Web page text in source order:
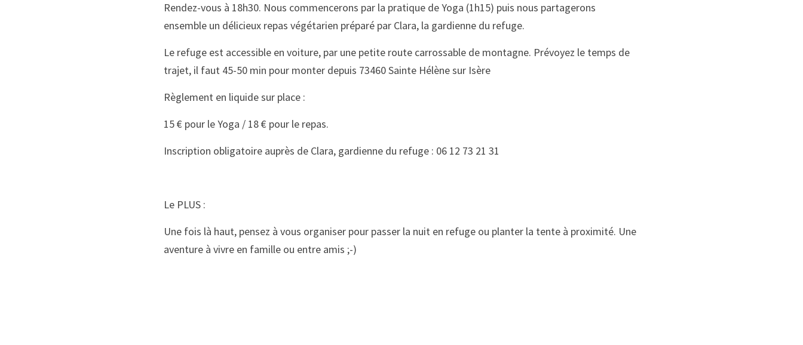
Rendez-vous à 18h30. Nous commencerons par la pratique de Yoga (1h15) puis nous partagerons
ensemble un délicieux repas végétarien préparé par Clara, la gardienne du refuge.
Le refuge est accessible en voiture, par une petite route carrossable de montagne. Prévoyez le temps de
trajet, il faut 45-50 min pour monter depuis 73460 Sainte Hélène sur Isère
Règlement en liquide sur place :
15 € pour le Yoga / 18 € pour le repas.
Inscription obligatoire auprès de Clara, gardienne du refuge : 06 12 73 21 31
Le PLUS :
Une fois là haut, pensez à vous organiser pour passer la nuit en refuge ou planter la tente à proximité. Une
aventure à vivre en famille ou entre amis ;-)